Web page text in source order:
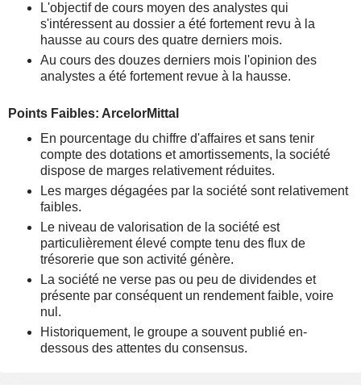
L'objectif de cours moyen des analystes qui
s'intéressent au dossier a été fortement revu à la
hausse au cours des quatre derniers mois.
Au cours des douzes derniers mois l'opinion des
analystes a été fortement revue à la hausse.
Points Faibles: ArcelorMittal
En pourcentage du chiffre d'affaires et sans tenir
compte des dotations et amortissements, la société
dispose de marges relativement réduites.
Les marges dégagées par la société sont relativement
faibles.
Le niveau de valorisation de la société est
particulièrement élevé compte tenu des flux de
trésorerie que son activité génère.
La société ne verse pas ou peu de dividendes et
présente par conséquent un rendement faible, voire
nul.
Historiquement, le groupe a souvent publié en-
dessous des attentes du consensus.